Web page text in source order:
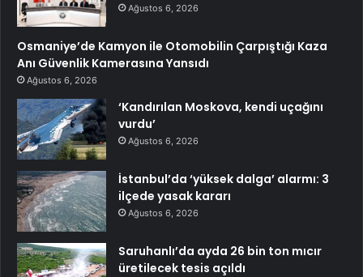
Ağustos 6, 2026
Osmaniye’de Kamyon ile Otomobilin Çarpıştığı Kaza
Anı Güvenlik Kamerasına Yansıdı
Ağustos 6, 2026
‘Kandırılan Moskova, kendi uçağını
vurdu’
Ağustos 6, 2026
İstanbul’da ‘yüksek dalga’ alarmı: 3
ilçede yasak kararı
Ağustos 6, 2026
Saruhanlı’da ayda 26 bin ton mıcır
üretilecek tesis açıldı